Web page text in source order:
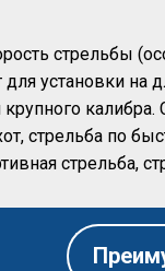
стрельбы
установки на
калибра.
стрельба по
стрельба,